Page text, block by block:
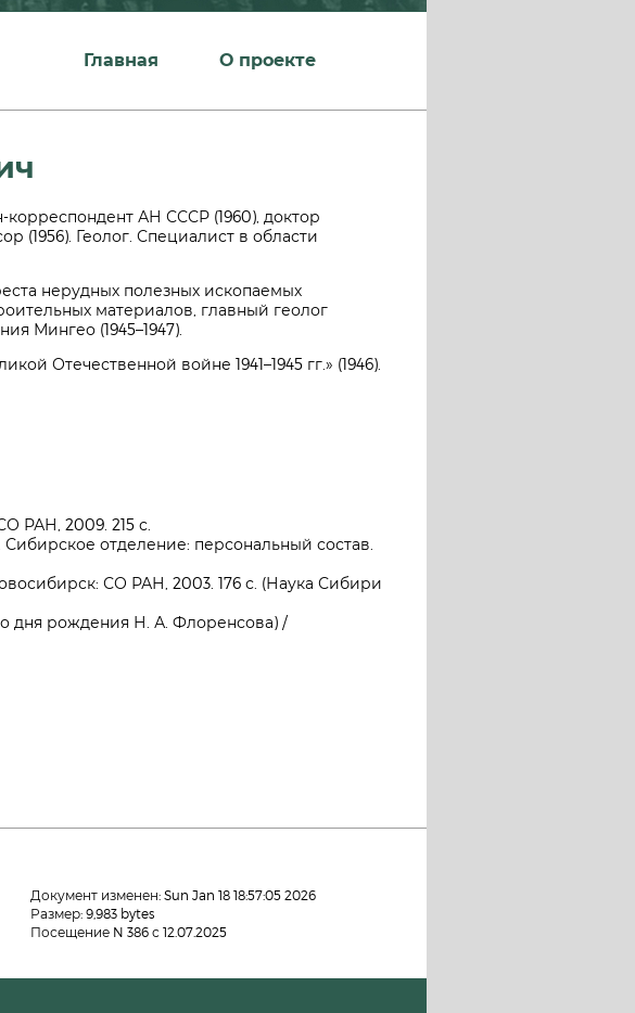
Главная О проекте
корреспондент АН СССР (1960), доктор
(1956). Геолог. Специалист в области
нерудных полезных ископаемых
материалов, главный геолог
Мингео (1945–1947).
Отечественной войне 1941–1945 гг.» (1946).
РАН, 2009. 215 с.
Сибирское отделение: персональный состав.
СО РАН, 2003. 176 с. (Наука Сибири
дня рождения Н. А. Флоренсова) /
Документ изменен: Sun Jan 18 18:57:05 2026
Размер: 9,983 bytes
Посещение N 386 с 12.07.2025